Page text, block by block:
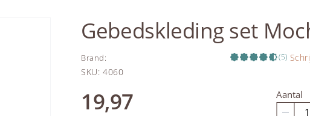
Gebedskleding set
Brand: (5)
SKU: 4060
19,97 Aantal